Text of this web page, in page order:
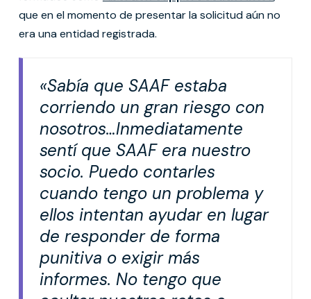
que en el momento de presentar la solicitud aún no
era una entidad registrada.
«Sabía que SAAF estaba
corriendo un gran riesgo con
nosotros…Inmediatamente
sentí que SAAF era nuestro
socio. Puedo contarles
cuando tengo un problema y
ellos intentan ayudar en lugar
de responder de forma
punitiva o exigir más
informes. No tengo que